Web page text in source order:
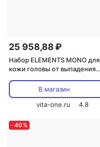
25 958,88 ₽
Набор ELEMENTS MONO для
кожи головы от выпадения
500мл+400гр+250мл+40мл
В магазин
vita-one.ru
4.8
-40%